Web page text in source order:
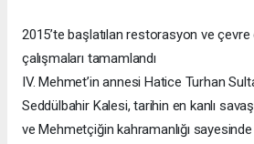
2015’te başlatılan restorasyon ve
çalışmaları tamamlandı
IV. Mehmet’in annesi Hatice Turhan
Seddülbahir Kalesi, tarihin en kanlı
ve Mehmetçiğin kahramanlığı sayesinde